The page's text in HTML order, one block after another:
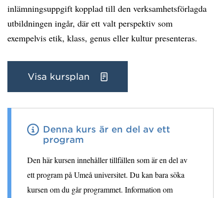
inlämningsuppgift kopplad till den verksamhetsförlagda
utbildningen ingår, där ett valt perspektiv som
exempelvis etik, klass, genus eller kultur presenteras.
Visa kursplan
Denna kurs är en del av ett
program
Den här kursen innehåller tillfällen som är en del av
ett program på Umeå universitet. Du kan bara söka
kursen om du går programmet. Information om